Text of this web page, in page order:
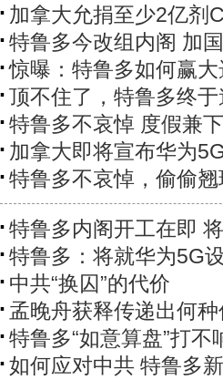
加拿大允捐至少2亿剂
特鲁多今改组内阁 加
惊曝：特鲁多如何赢
顶不住了，特鲁多终
特鲁多不哀悼 度假兼
加拿大即将宣布华为
特鲁多不哀悼，偷偷
特鲁多内阁开工在即
特鲁多：将就华为5G
中共“换囚”的代价
孟晚舟获释传递出何种
特鲁多“如意算盘”打
如何应对中共 特鲁多